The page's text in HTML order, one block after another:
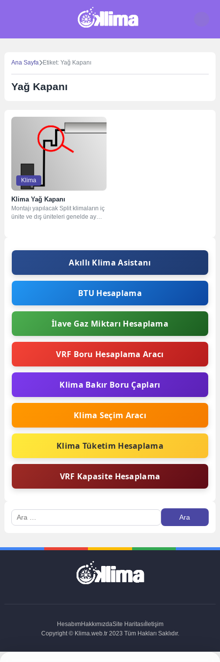
Ana Sayfa Etiket: Yağ Kapanı
Yağ Kapanı
Klima
Klima Yağ Kapanı
Montajı yapılacak Split klimaların iç
ünite ve dış üniteleri genelde aynı
Akıllı Klima Asistanı
BTU Hesaplama
İlave Gaz Miktarı Hesaplama
VRF Boru Hesaplama Aracı
Klima Bakır Boru Çapları
Klima Seçim Aracı
Klima Tüketim Hesaplama
VRF Kapasite Hesaplama
Arama:
HesabımHakkımızdaSite Haritasıİletişim
Copyright © Klima.web.tr 2023 Tüm Hakları Saklıdır.